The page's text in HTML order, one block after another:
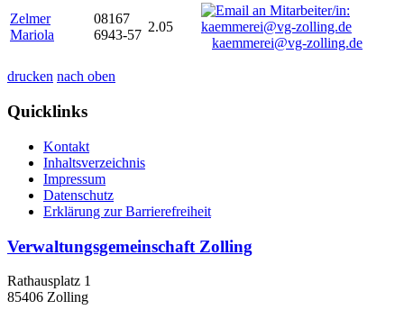
Zelmer
Mariola
08167
6943-57
2.05
kaemmerei@vg-zolling.de
drucken nach oben
Quicklinks
Kontakt
Inhaltsverzeichnis
Impressum
Datenschutz
Erklärung zur Barrierefreiheit
Verwaltungsgemeinschaft Zolling
Rathausplatz 1
85406 Zolling